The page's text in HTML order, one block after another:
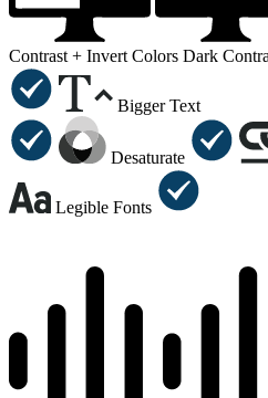
Contrast + Invert Colors Dark
Bigger Text
Desaturate
Legible Fonts